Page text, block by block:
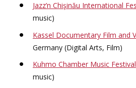
Jazz’n Chişinău International
music)
Kassel Documentary Film and
Germany (Digital Arts, Film)
Kuhmo Chamber Music Festival
music)